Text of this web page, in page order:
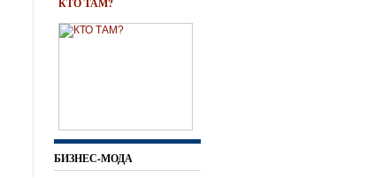
КТО ТАМ?
БИЗНЕС-МОДА